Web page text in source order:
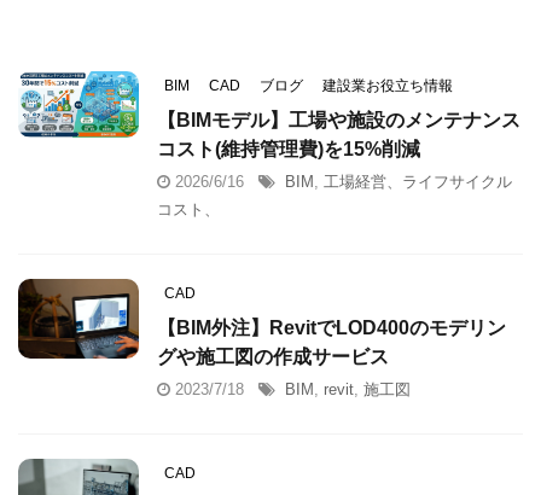
BIM CAD ブログ 建設業お役立ち情報
【BIMモデル】工場や施設のメンテナンス
コスト(維持管理費)を15%削減
2026/6/16 BIM
工場経営、ライフサイクル
コスト、
CAD
【BIM外注】RevitでLOD400のモデリン
グや施工図の作成サービス
2023/7/18 BIM revit 施工図
CAD